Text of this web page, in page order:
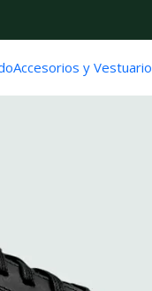
Accesorios y Vestuario